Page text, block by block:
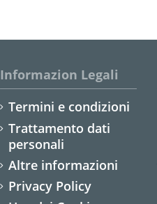
Informazion Legali
Termini e condizioni
Trattamento dati
personali
Altre informazioni
Privacy Policy